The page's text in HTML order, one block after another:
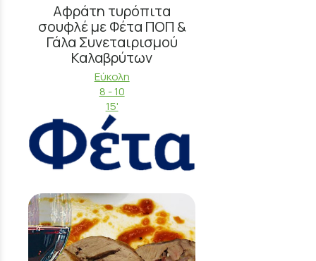
Αφράτη τυρόπιτα
σουφλέ με Φέτα ΠΟΠ &
Γάλα Συνεταιρισμού
Καλαβρύτων
Εύκολη
8 - 10
15'